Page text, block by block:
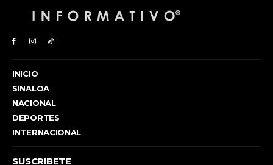
INICIO
SINALOA
NACIONAL
DEPORTES
INTERNACIONAL
SUSCRIBETE